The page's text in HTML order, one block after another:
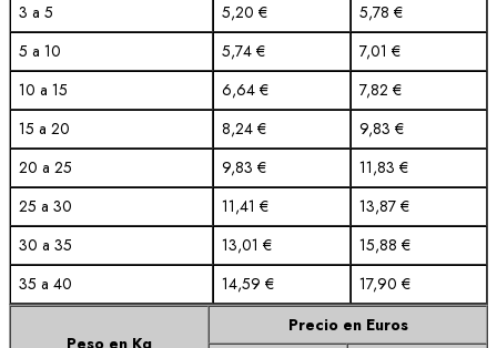
3 a 5
5,20 €
5,78 €
5 a 10
5,74 €
7,01 €
10 a 15
6,64 €
7,82 €
15 a 20
8,24 €
9,83 €
20 a 25
9,83 €
11,83 €
25 a 30
11,41 €
13,87 €
30 a 35
13,01 €
15,88 €
35 a 40
14,59 € 17,90 €
Peso en Kg
Precio en Euros